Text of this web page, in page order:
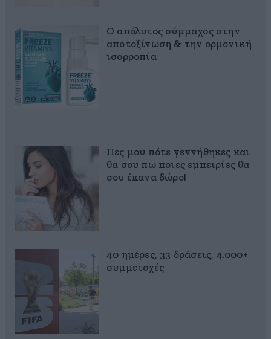
Ο απόλυτος σύμμαχος στην
αποτοξίνωση & την ορμονική
ισορροπία
Πες μου πότε γεννήθηκες και
θα σου πω ποιες εμπειρίες θα
σου έκανα δώρο!
40 ημέρες, 33 δράσεις, 4.000+
συμμετοχές